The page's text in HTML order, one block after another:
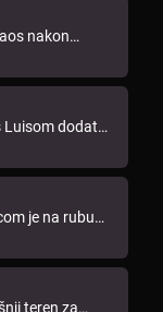
nakon
...
dodatno
dok se ...
je na rubu
Prvenstva. ...
teren za